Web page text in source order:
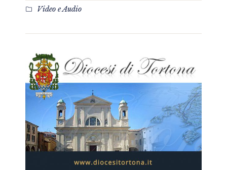
Video e Audio